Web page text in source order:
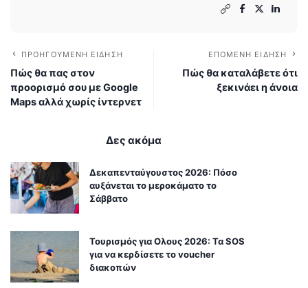
ΠΡΟΗΓΟΎΜΕΝΗ ΕΊΔΗΣΗ
Πώς θα πας στον
προορισμό σου με Google
Maps αλλά χωρίς ίντερνετ
ΕΠΌΜΕΝΗ ΕΊΔΗΣΗ
Πώς θα καταλάβετε ότι
ξεκινάει η άνοια
Δες ακόμα
Δεκαπενταύγουστος 2026: Πόσο
αυξάνεται το μεροκάματο το
Σάββατο
Τουρισμός για Ολους 2026: Τα SOS
για να κερδίσετε το voucher
διακοπών